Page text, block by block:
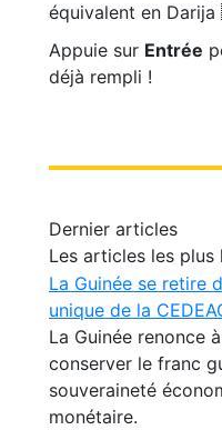
équivalent en
Appuie sur Entrée
déjà rempli !
Dernier articles
Les articles les plus
La Guinée se retire
unique de la
La Guinée renonce
conserver le franc
souveraineté
monétaire.